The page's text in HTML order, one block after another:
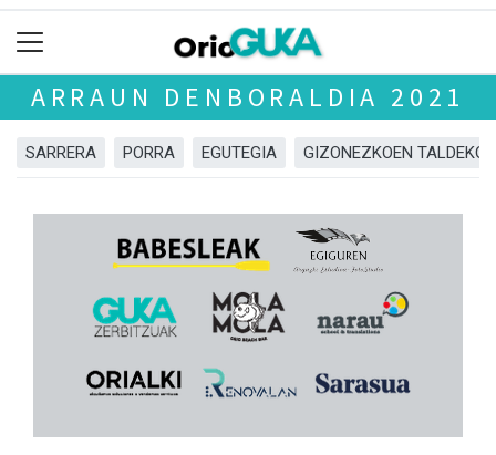
ARRAUN DENBORALDIA 2021
SARRERA PORRA EGUTEGIA GIZONEZKOEN TALDEKO